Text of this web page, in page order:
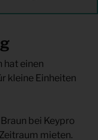
hat einen
kleine Einheiten
bei Keypro
mieten.